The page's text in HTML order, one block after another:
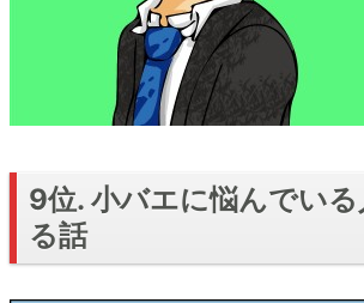
9位. 小バエに悩んでい
る話